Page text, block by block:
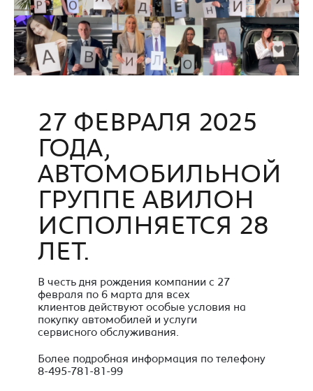
27 ФЕВРАЛЯ 2025
ГОДА,
АВТОМОБИЛЬНОЙ
ГРУППЕ АВИЛОН
ИСПОЛНЯЕТСЯ 28
ЛЕТ.
В честь дня рождения компании с 27
февраля по 6 марта для всех
клиентов действуют особые условия на
покупку автомобилей и услуги
сервисного обслуживания.
Более подробная информация по телефону
8-495-781-81-99